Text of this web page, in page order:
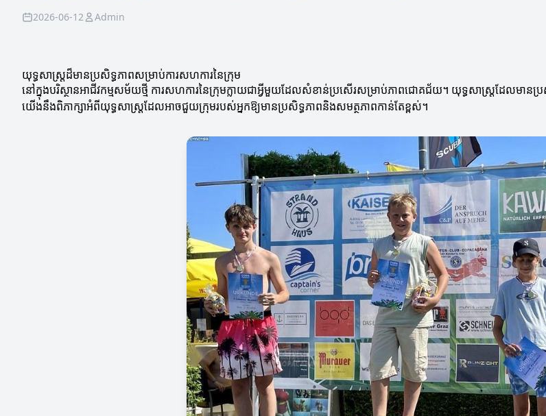
2026-06-12 Admin
យុទ្ធសាស្ត្រដ៏មានប្រសិទ្ធភាពសម្រាប់ការសហការនៃក្រុម
នៅក្នុងបរិស្ថានអាជីវកម្មសម័យថ្មី ការសហការនៃក្រុមក្លាយជាអ្វីមួយដែលសំខាន់ប្រសើរសម្រាប់ភាពជោគជ័យ។ យុទ្ធសាស្ត្រដែលមានប្រ
យើងនឹងពិភាក្សាអំពីយុទ្ធសាស្ត្រដែលអាចជួយក្រុមរបស់អ្នកឱ្យមានប្រសិទ្ធភាពនិងសមត្ថភាពកាន់តែខ្ពស់។